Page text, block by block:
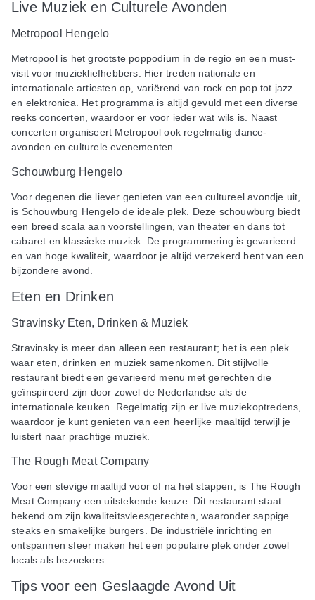
Live Muziek en Culturele Avonden
Metropool Hengelo
Metropool is het grootste poppodium in de regio en een must-
visit voor muziekliefhebbers. Hier treden nationale en
internationale artiesten op, variërend van rock en pop tot jazz
en elektronica. Het programma is altijd gevuld met een diverse
reeks concerten, waardoor er voor ieder wat wils is. Naast
concerten organiseert Metropool ook regelmatig dance-
avonden en culturele evenementen.
Schouwburg Hengelo
Voor degenen die liever genieten van een cultureel avondje uit,
is Schouwburg Hengelo de ideale plek. Deze schouwburg biedt
een breed scala aan voorstellingen, van theater en dans tot
cabaret en klassieke muziek. De programmering is gevarieerd
en van hoge kwaliteit, waardoor je altijd verzekerd bent van een
bijzondere avond.
Eten en Drinken
Stravinsky Eten, Drinken & Muziek
Stravinsky is meer dan alleen een restaurant; het is een plek
waar eten, drinken en muziek samenkomen. Dit stijlvolle
restaurant biedt een gevarieerd menu met gerechten die
geïnspireerd zijn door zowel de Nederlandse als de
internationale keuken. Regelmatig zijn er live muziekoptredens,
waardoor je kunt genieten van een heerlijke maaltijd terwijl je
luistert naar prachtige muziek.
The Rough Meat Company
Voor een stevige maaltijd voor of na het stappen, is The Rough
Meat Company een uitstekende keuze. Dit restaurant staat
bekend om zijn kwaliteitsvleesgerechten, waaronder sappige
steaks en smakelijke burgers. De industriële inrichting en
ontspannen sfeer maken het een populaire plek onder zowel
locals als bezoekers.
Tips voor een Geslaagde Avond Uit